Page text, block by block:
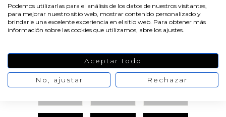
PRODUCTOS
Podemos utilizarlas para el análisis de los datos de nuestros visitantes,
para mejorar nuestro sitio web, mostrar contenido personalizado y
brindarle una excelente experiencia en el sitio web. Para obtener más
información sobre las cookies que utilizamos, abre los ajustes.
Aceptar todo
No, ajustar Rechazar